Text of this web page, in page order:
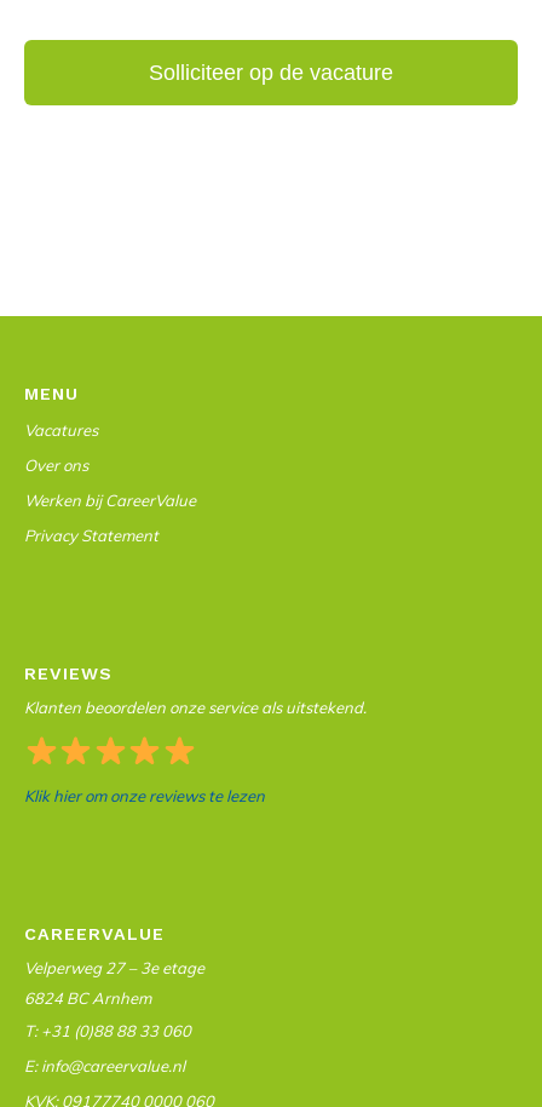
MENU
Vacatures
Over ons
Werken bij CareerValue
Privacy Statement
REVIEWS
Klanten beoordelen onze service als uitstekend.
Klik hier om onze reviews te lezen
CAREERVALUE
Velperweg 27 – 3e etage
6824 BC Arnhem
T: +31 (0)88 88 33 060
E: info@careervalue.nl
KVK: 09177740 0000 060